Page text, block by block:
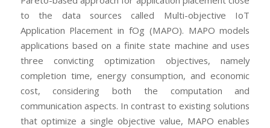
to the data sources called Multi-objective IoT
Application Placement in fOg (MAPO). MAPO models
applications based on a finite state machine and uses
three convicting optimization objectives, namely
completion time, energy consumption, and economic
cost, considering both the computation and
communication aspects. In contrast to existing solutions
that optimize a single objective value, MAPO enables